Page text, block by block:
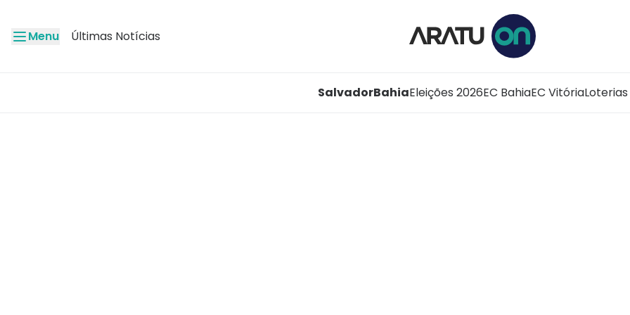
Menu Últimas Notícias
SalvadorBahiaEleições 2026EC BahiaEC VitóriaLoterias